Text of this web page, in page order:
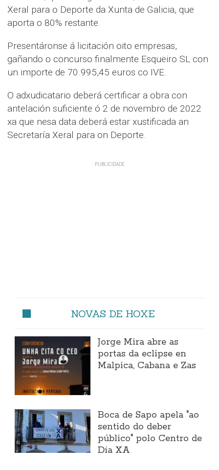
Xeral para o Deporte da Xunta de Galicia, que
aporta o 80% restante.
Presentáronse á licitación oito empresas,
gañando o concurso finalmente Esqueiro SL con
un importe de 70.995,45 euros co IVE.
O adxudicatario deberá certificar a obra con
antelación suficiente ó 2 de novembro de 2022
xa que nesa data deberá estar xustificada an
Secretaría Xeral para on Deporte.
NOVAS DE HOXE
Jorge Mira abre as
portas da eclipse en
Malpica, Cabana e Zas
Boca de Sapo apela "ao
sentido do deber
público" polo Centro de
Día XA